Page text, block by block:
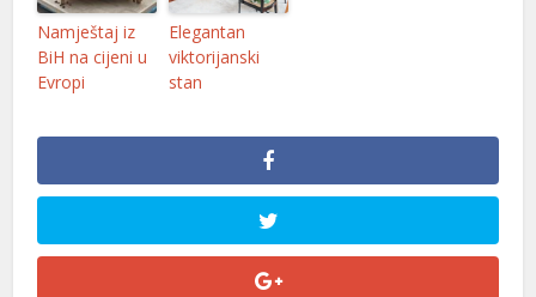
Namještaj iz
BiH na cijeni u
Evropi
Elegantan
viktorijanski
stan